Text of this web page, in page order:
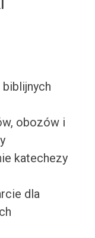
obozów i
katechezy
dla